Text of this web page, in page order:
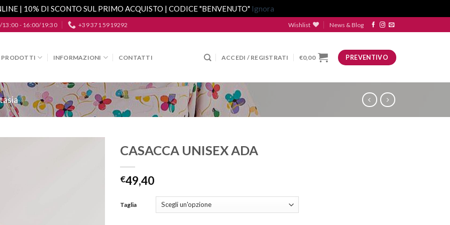
| 10% DI SCONTO SUL PRIMO ACQUISTO | CODICE "BENVENUTO" Ignora
13:00 - 16:00/19:30 +39 371 5919292 Wishlist News & Blog
PRODOTTI INFORMAZIONI CONTATTI ACCEDI / REGISTRATI €0,00 PREVENTIVO
CASACCA UNISEX ADA
€49,40
Taglia